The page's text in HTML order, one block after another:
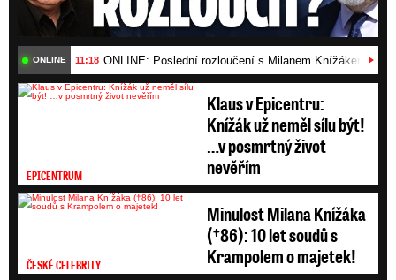
ONLINE 11:18 ONLINE: Poslední rozloučení s Milanem Knížákem
EPICENTRUM
Klaus v Epicentru:
Knížák už neměl sílu být!
…v posmrtný život
nevěřím
ČESKÉ CELEBRITY
Minulost Milana Knížáka
(†86): 10 let soudů s
Krampolem o majetek!